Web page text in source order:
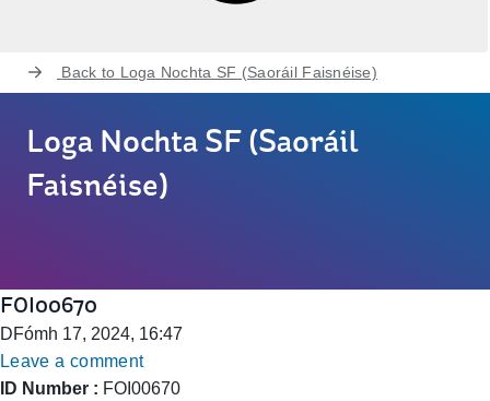
Back to Loga Nochta SF (Saoráil Faisnéise)
Loga Nochta SF (Saoráil
Faisnéise)
FOI00670
DFómh 17, 2024, 16:47
Leave a comment
ID Number : FOI00670